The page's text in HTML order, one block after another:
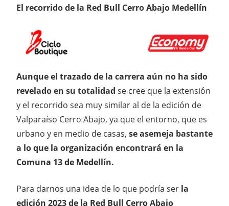
El recorrido de la Red Bull Cerro Abajo Medellín
Aunque el trazado de la carrera aún no ha sido
revelado en su totalidad se cree que la extensión
y el recorrido sea muy similar al de la edición de
Valparaíso Cerro Abajo, ya que el entorno, que es
urbano y en medio de casas, se asemeja bastante
a lo que la organización encontrará en la
Comuna 13 de Medellín.
Para darnos una idea de lo que podría ser la
edición 2023 de la Red Bull Cerro Abajo